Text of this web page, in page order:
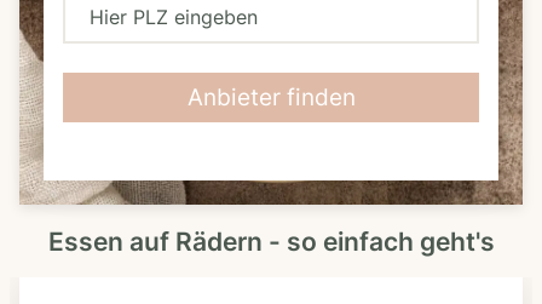
H
L
Z
Anbieter finden
Essen auf Rädern - so einfach geht's